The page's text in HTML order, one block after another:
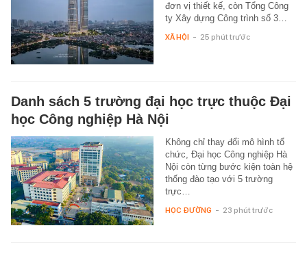
đơn vị thiết kế, còn Tổng Công
ty Xây dựng Công trình số 3…
XÃ HỘI - 25 phút trước
Danh sách 5 trường đại học trực thuộc Đại
học Công nghiệp Hà Nội
Không chỉ thay đổi mô hình tổ
chức, Đại học Công nghiệp Hà
Nội còn từng bước kiện toàn hệ
thống đào tạo với 5 trường
trực…
HỌC ĐƯỜNG - 23 phút trước